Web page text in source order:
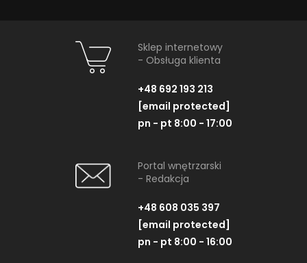
Sklep internetowy
- Obsługa klienta
+48 692 193 213
[email protected]
pn - pt 8:00 - 17:00
Portal wnętrzarski
- Redakcja
+48 608 035 397
[email protected]
pn - pt 8:00 - 16:00